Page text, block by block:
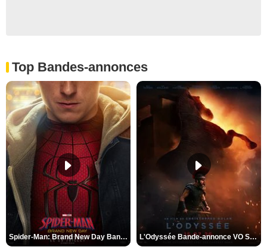
Top Bandes-annonces
Spider-Man: Brand New Day Bande-annonce VO STFR L'Odyssée Bande-annonce VO STFR